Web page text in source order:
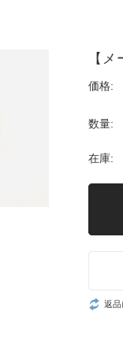
【
価格:
数量:
在庫:
返品